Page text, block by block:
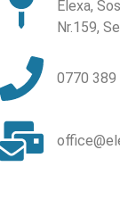
Elexa,
Nr.159,
0770 389